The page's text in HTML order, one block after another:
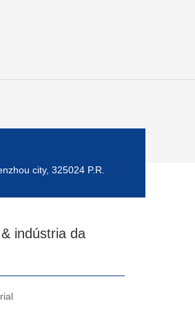
city, 325024 P.R.
indústria da